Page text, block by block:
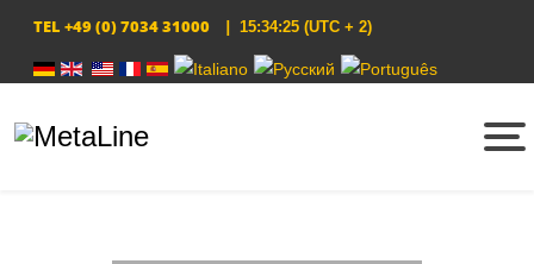
TEL +49 (0) 7034 31000 | 15:34:25 (UTC + 2)
Select your language